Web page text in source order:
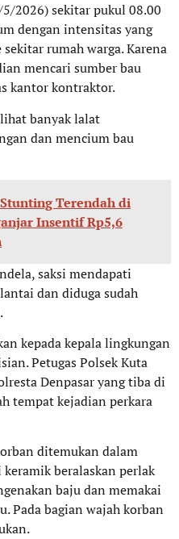
2026) sekitar pukul 08.00
dengan intensitas yang
rumah warga. Karena
mencari sumber bau
kantor kontraktor.
banyak lalat
dan mencium bau
Terendah di
Insentif Rp5,6
saksi mendapati
dan diduga sudah
kepada kepala lingkungan
Petugas Polsek Kuta
Denpasar yang tiba di
tempat kejadian perkara
ditemukan dalam
beralaskan perlak
baju dan memakai
Pada bagian wajah korban